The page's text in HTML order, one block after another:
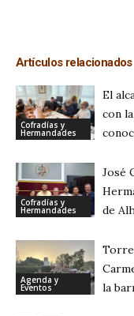
Artículos relacionados
Cofradías y
Hermandades
El
con
Cofradías y
Hermandades
José
de
Agenda y
Eventos
la